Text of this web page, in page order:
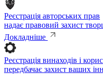
Реєстрація авторських прав
надає правовий захист
Докладніше
Реєстрація винаходів і
передбачає захист ваших